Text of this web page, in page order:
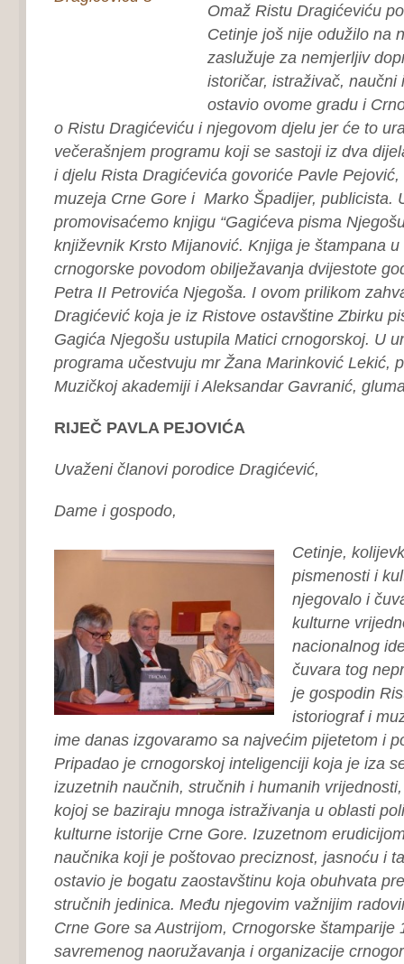
Omaž Ristu Dragićeviću
Cetinje još nije odužilo na
zaslužuje za nemjerljiv
istoričar, istraživač, naučni
ostavio ovome gradu i
o Ristu Dragićeviću i njegovom djelu jer će to
večerašnjem programu koji se sastoji iz dva
i djelu Rista Dragićevića govoriće Pavle
muzeja Crne Gore i Marko Špadijer, publicista.
promovisaćemo knjigu “Gagićeva pisma
književnik Krsto Mijanović. Knjiga je štampana
crnogorske povodom obilježavanja dvijestote
Petra II Petrovića Njegoša. I ovom prilikom
Dragićević koja je iz Ristove ostavštine Zbirku
Gagića Njegošu ustupila Matici crnogorskoj. U
programa učestvuju mr Žana Marinković Lekić,
Muzičkoj akademiji i Aleksandar Gavranić,
RIJEČ PAVLA PEJOVIĆA
Uvaženi članovi porodice Dragićević,
Dame i gospodo,
Cetinje,
pismenosti i
njegovalo i
kulturne
nacionalnog
čuvara tog
je gospodin
istoriograf i
ime danas izgovaramo sa najvećim pijetetom i
Pripadao je crnogorskoj inteligenciji koja je iza
izuzetnih naučnih, stručnih i humanih
kojoj se baziraju mnoga istraživanja u oblasti
kulturne istorije Crne Gore. Izuzetnom
naučnika koji je poštovao preciznost, jasnoću i
ostavio je bogatu zaostavštinu koja obuhvata
stručnih jedinica. Među njegovim važnijim
Crne Gore sa Austrijom, Crnogorske štamparije
savremenog naoružavanja i organizacije